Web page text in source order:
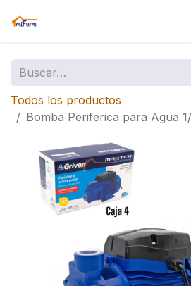
Todos los productos
Bomba Periferica para Agua